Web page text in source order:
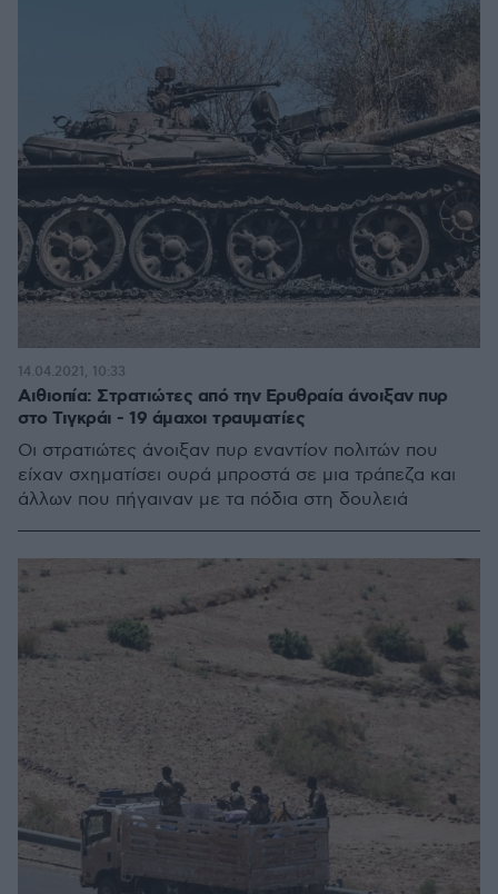
Αιθιοπία: Στρατιώτες από την Ερυθραία άνοιξαν πυρ
στο Τιγκράι - 19 άμαχοι τραυματίες
Οι στρατιώτες άνοιξαν πυρ εναντίον πολιτών που
είχαν σχηματίσει ουρά μπροστά σε μια τράπεζα και
άλλων που πήγαιναν με τα πόδια στη δουλειά
14.04.2021, 10:33